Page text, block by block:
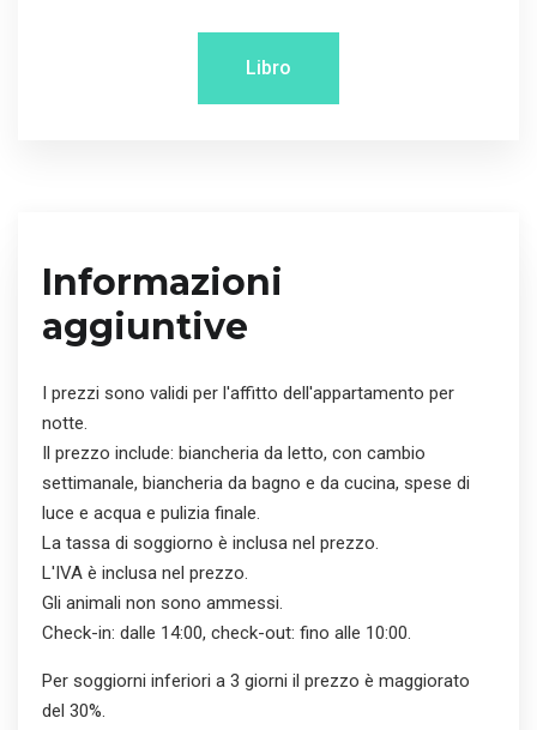
Libro
Informazioni
aggiuntive
I prezzi sono validi per l'affitto dell'appartamento per
notte.
Il prezzo include: biancheria da letto, con cambio
settimanale, biancheria da bagno e da cucina, spese di
luce e acqua e pulizia finale.
La tassa di soggiorno è inclusa nel prezzo.
L'IVA è inclusa nel prezzo.
Gli animali non sono ammessi.
Check-in: dalle 14:00, check-out: fino alle 10:00.
Per soggiorni inferiori a 3 giorni il prezzo è maggiorato
del 30%.